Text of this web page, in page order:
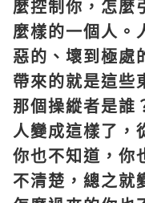
麼控制你，怎麼
麼樣的一個人。
惡的、壞到極處
帶來的就是這些
那個操縱者是
人變成這樣了，
你也不知道，你
不清楚，總之就